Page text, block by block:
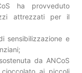
ha provveduto
attrezzati per il
sensibilizzazione e
da ANCoS
ai piccoli